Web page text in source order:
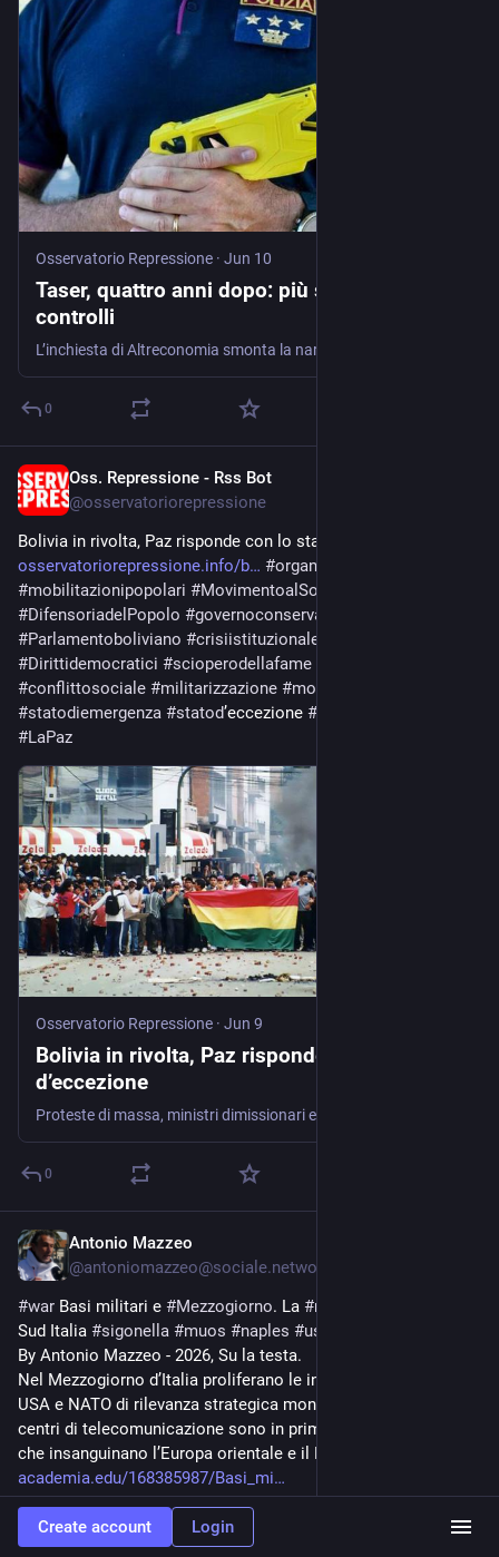
Osservatorio Repressione · Jun 10
Taser, quattro anni dopo: più scariche, meno
controlli
0
Oss. Repressione - Rss Bot
@osservatoriorepressione
Bolivia in rivolta, Paz risponde con lo stato d’eccezione
osservatoriorepressione.info/b
#organizzazioniindigene
#mobilitazionipopolari #MovimentoalSocialismo
#DifensoriadelPopolo #governoconservatore
#Parlamentoboliviano #crisiistituzionale
#Dirittidemocratici #scioperodellafame
#conflittosociale #militarizzazione #movimentisociali
#statodiemergenza #statod’eccezione #
#LaPaz
Osservatorio Repressione · Jun 9
Bolivia in rivolta, Paz risponde con lo stato
d’eccezione
0
Antonio Mazzeo
@antoniomazzeo@sociale.network
#war Basi militari e #Mezzogiorno. La #militarizzazione
Sud Italia #sigonella #muos #naples #usnavy
By Antonio Mazzeo - 2026, Su la testa.
Nel Mezzogiorno d’Italia proliferano le installazioni militari
USA e NATO di rilevanza strategica mondiale. Le basi e i
centri di telecomunicazione sono in prima linea nei conflitti
che insanguinano l’Europa orientale e il Medio Oriente.
academia.edu/168385987/Basi_mi
Hide
Create account Login